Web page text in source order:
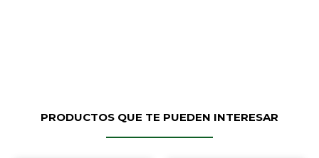
PRODUCTOS QUE TE PUEDEN INTERESAR